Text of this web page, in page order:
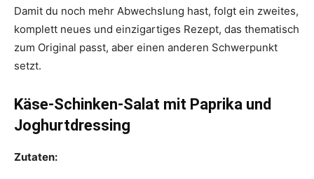
Damit du noch mehr Abwechslung hast, folgt ein zweites,
komplett neues und einzigartiges Rezept, das thematisch
zum Original passt, aber einen anderen Schwerpunkt
setzt.
Käse-Schinken-Salat mit Paprika und
Joghurtdressing
Zutaten: